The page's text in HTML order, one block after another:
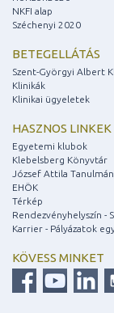
NKFI alap
Széchenyi 2020
BETEGELLÁTÁS
Szent-Györgyi Albert
Klinikák
Klinikai ügyeletek
HASZNOS LINKEK
Egyetemi klubok
Klebelsberg Könyvtár
József Attila
EHÖK
Térkép
Rendezvényhelyszín -
Karrier - Pályázatok
KÖVESS MINKET